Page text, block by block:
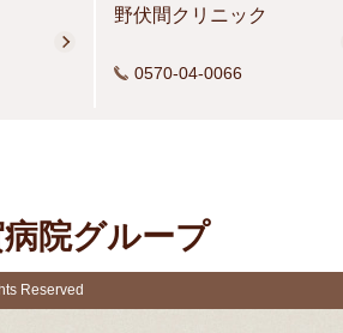
野伏間クリニック
0570-04-0066
院グループ
Reserved